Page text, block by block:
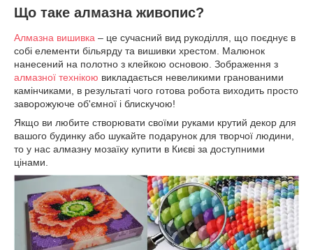
Що таке алмазна живопис?
Алмазна вишивка – це сучасний вид рукоділля, що поєднує в
собі елементи більярду та вишивки хрестом. Малюнок
нанесений на полотно з клейкою основою. Зображення з
алмазної технікою викладається невеликими гранованими
камінчиками, в результаті чого готова робота виходить просто
заворожуюче об'ємної і блискучою!
Якщо ви любите створювати своїми руками крутий декор для
вашого будинку або шукайте подарунок для творчої людини,
то у нас алмазну мозаїку купити в Києві за доступними
цінами.